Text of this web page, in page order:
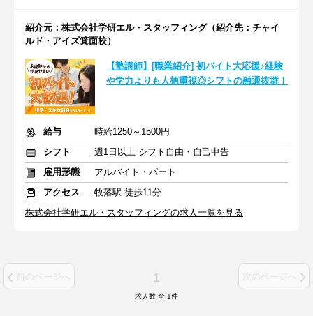
紹介元：株式会社学研エル・スタッフィング（紹介先：チャイ
ルド・アイズ箕面校）
【塾講師】[職業紹介] 初バイト大応援♪経験
や学力よりも人柄重視◎シフトの融通抜群！
給与
時給1250～1500円
シフト
週1日以上 シフト自由・自己申告
雇用形態
アルバイト・パート
アクセス
牧落駅 徒歩11分
株式会社学研エル・スタッフィングの求人一覧を見る
前のページへ 1 次のページへ
求人数 全 1件